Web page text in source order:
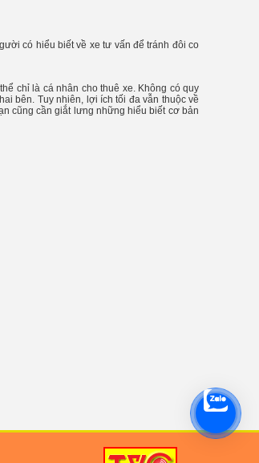
có hiểu biết về xe tư vấn để tránh đôi co
chỉ là cá nhân cho thuê xe. Không có quy
bên. Tuy nhiên, lợi ích tối đa vẫn thuộc về
cũng cần giắt lưng những hiểu biết cơ bản